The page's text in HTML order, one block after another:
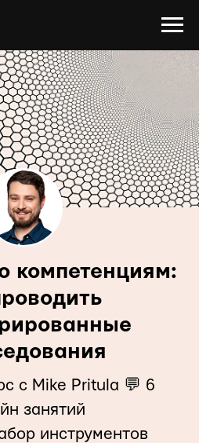
компетенциям:
с Mike Pritula 💬 6
занятий
инструментов